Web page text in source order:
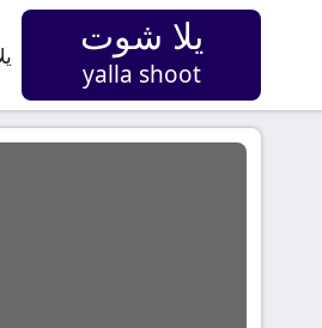
يلا شوت
yalla shoot